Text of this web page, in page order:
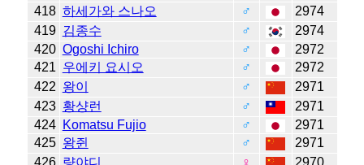
418 하세가와 스나오 ♂
2974
419 김종수 ♂
2974
420 Ogoshi Ichiro ♂
2972
421 우에키 요시오 ♂
2972
422 왕이 ♂
2971
423 황샹런 ♂
2971
424 Komatsu Fujio ♂
2971
425 왕쥔 ♂
2971
426 량야디 ♀ 2970